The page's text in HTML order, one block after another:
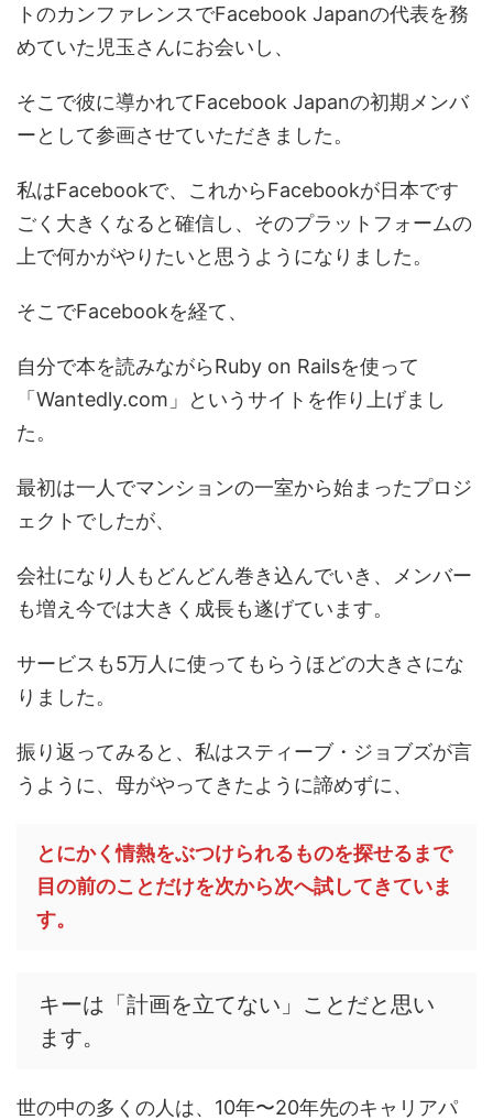
トのカンファレンスでFacebook Japanの代表を務
めていた児玉さんにお会いし、
そこで彼に導かれてFacebook Japanの初期メンバ
ーとして参画させていただきました。
私はFacebookで、これからFacebookが日本です
ごく大きくなると確信し、そのプラットフォームの
上で何かがやりたいと思うようになりました。
そこでFacebookを経て、
自分で本を読みながらRuby on Railsを使って
「Wantedly.com」というサイトを作り上げまし
た。
最初は一人でマンションの一室から始まったプロジ
ェクトでしたが、
会社になり人もどんどん巻き込んでいき、メンバー
も増え今では大きく成長も遂げています。
サービスも5万人に使ってもらうほどの大きさにな
りました。
振り返ってみると、私はスティーブ・ジョブズが言
うように、母がやってきたように諦めずに、
とにかく情熱をぶつけられるものを探せるまで
目の前のことだけを次から次へ試してきていま
す。
キーは「計画を立てない」ことだと思い
ます。
世の中の多くの人は、10年〜20年先のキャリアパ